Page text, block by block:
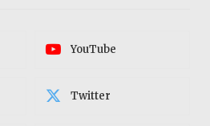
YouTube
Twitter